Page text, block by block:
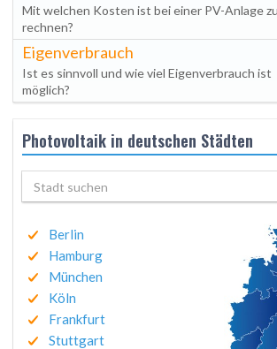
Mit welchen Kosten ist bei einer PV-Anlage zu
rechnen?
Eigenverbrauch
Ist es sinnvoll und wie viel Eigenverbrauch ist
möglich?
Photovoltaik in deutschen Städten
Berlin
Hamburg
München
Köln
Frankfurt
Stuttgart